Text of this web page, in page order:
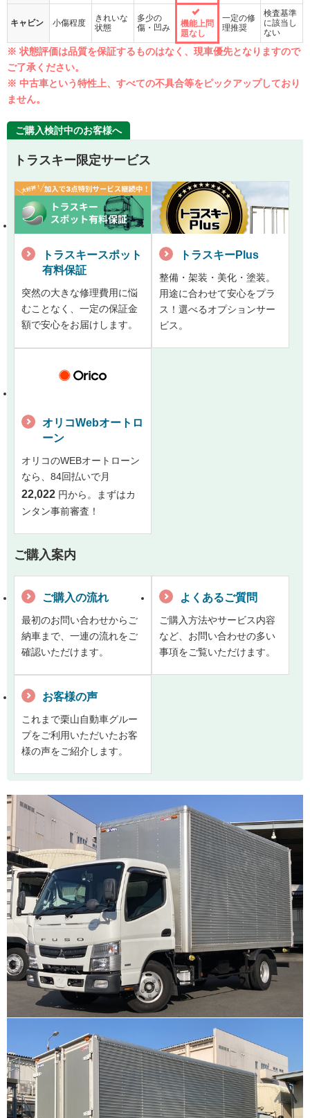
キャビン 小傷程度
きれいな
状態
多少の
傷・凹み
機能上問
題なし
一定の修
理推奨
検査基準
に該当し
ない
※ 状態評価は品質を保証するものはなく、現車優先となりますので
ご了承ください。
※ 中古車という特性上、すべての不具合等をピックアップしており
ません。
ご購入検討中のお客様へ
トラスキー限定サービス
トラスキースポット
有料保証
突然の大きな修理費用に悩
むことなく、一定の保証金
額で安心をお届けします。
トラスキーPlus
整備・架装・美化・塗装。
用途に合わせて安心をプラ
ス！選べるオプションサー
ビス。
オリコWebオートロ
ーン
オリコのWEBオートローン
なら、84回払いで月
22,022 円から。まずはカ
ンタン事前審査！
ご購入案内
ご購入の流れ
最初のお問い合わせからご
納車まで、一連の流れをご
確認いただけます。
よくあるご質問
ご購入方法やサービス内容
など、お問い合わせの多い
事項をご覧いただけます。
お客様の声
これまで栗山自動車グルー
プをご利用いただいたお客
様の声をご紹介します。